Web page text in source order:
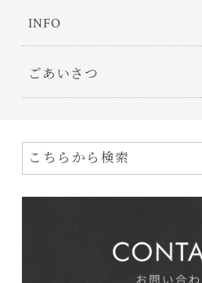
INFO
ごあいさつ